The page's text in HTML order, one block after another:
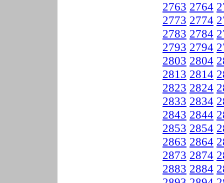
2763 2764
2773 2774
2783 2784
2793 2794
2803 2804
2813 2814
2823 2824
2833 2834
2843 2844
2853 2854
2863 2864
2873 2874
2883 2884